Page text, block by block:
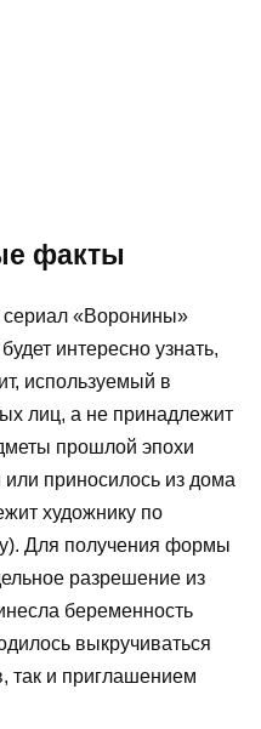
факты
«Воронины»
интересно узнать,
используемый в
лиц, а не принадлежит
прошлой эпохи
приносилось из дома
художнику по
Для получения формы
разрешение из
беременность
выкручиваться
так и приглашением